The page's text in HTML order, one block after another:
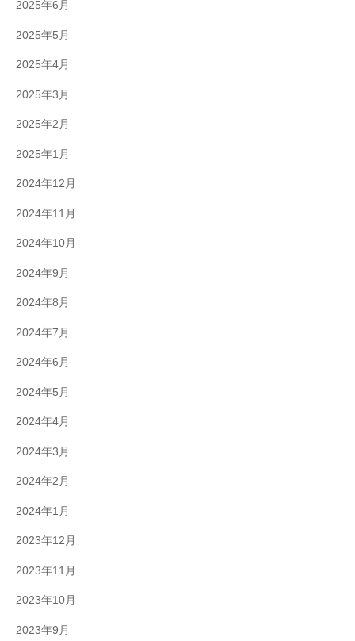
2025年6月
2025年5月
2025年4月
2025年3月
2025年2月
2025年1月
2024年12月
2024年11月
2024年10月
2024年9月
2024年8月
2024年7月
2024年6月
2024年5月
2024年4月
2024年3月
2024年2月
2024年1月
2023年12月
2023年11月
2023年10月
2023年9月